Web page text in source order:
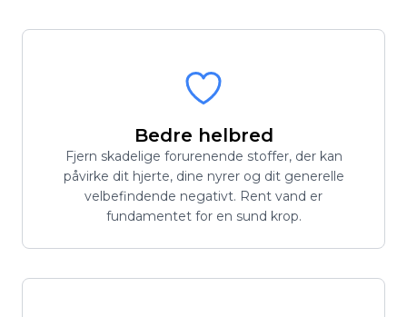
Bedre helbred
Fjern skadelige forurenende stoffer, der kan
påvirke dit hjerte, dine nyrer og dit generelle
velbefindende negativt. Rent vand er
fundamentet for en sund krop.